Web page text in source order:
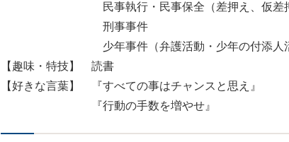
民事執行・民事保全（差押え、仮差押え
刑事事件
少年事件（弁護活動・少年の付添人活動・
【趣味・特技】 読書
【好きな言葉】 『すべての事はチャンスと思え』
『行動の手数を増やせ』